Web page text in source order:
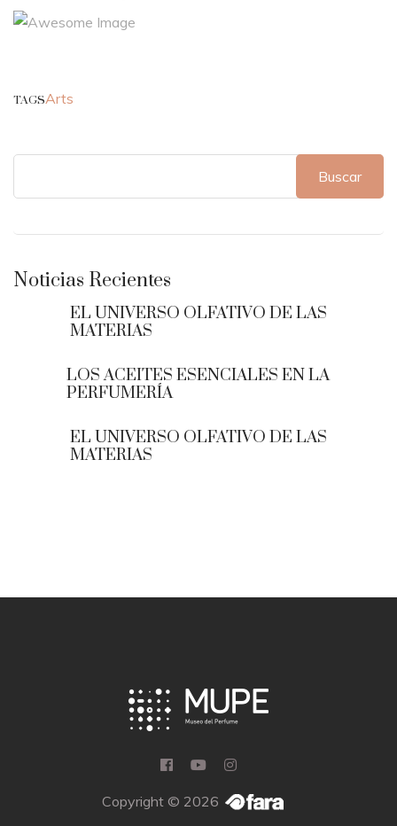
TAGSArts
Buscar
Noticias Recientes
EL UNIVERSO OLFATIVO DE LAS
MATERIAS
LOS ACEITES ESENCIALES EN LA
PERFUMERÍA
EL UNIVERSO OLFATIVO DE LAS
MATERIAS
Copyright © 2026